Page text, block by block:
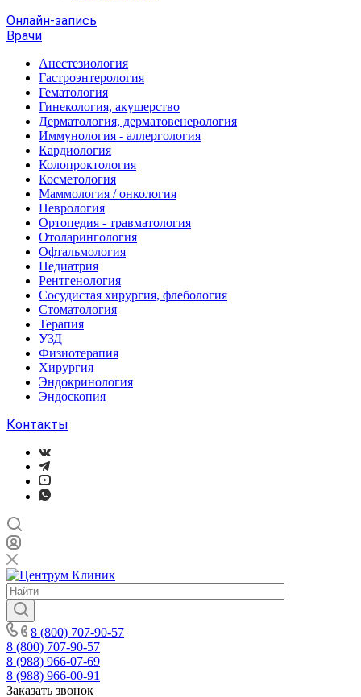
Онлайн-запись
Врачи
Анестезиология
Гастроэнтерология
Гематология
Гинекология, акушерство
Дерматология, дерматовенерология
Иммунология - аллергология
Кардиология
Колопроктология
Косметология
Маммология / онкология
Неврология
Ортопедия - травматология
Отоларингология
Офтальмология
Педиатрия
Рентгенология
Сосудистая хирургия, флебология
Стоматология
Терапия
УЗД
Физиотерапия
Хирургия
Эндокринология
Эндоскопия
Контакты
8 (800) 707-90-57
8 (800) 707-90-57
8 (988) 966-07-69
8 (988) 966-00-91
Заказать звонок